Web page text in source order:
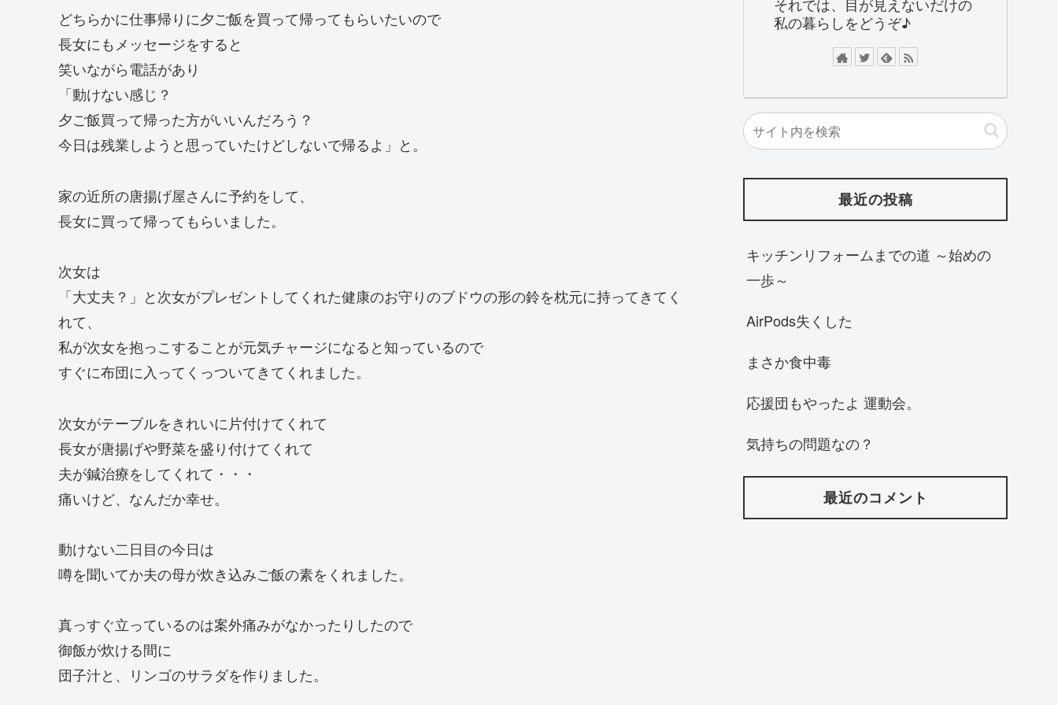
どちらかに仕事帰りに夕ご飯を買って帰ってもらいたいので
長女にもメッセージをすると
笑いながら電話があり
「動けない感じ？
夕ご飯買って帰った方がいいんだろう？
今日は残業しようと思っていたけどしないで帰るよ」と。
家の近所の唐揚げ屋さんに予約をして、
長女に買って帰ってもらいました。
次女は
「大丈夫？」と次女がプレゼントしてくれた健康のお守りのブドウの形の鈴を枕元に持ってきてく
れて、
私が次女を抱っこすることが元気チャージになると知っているので
すぐに布団に入ってくっついてきてくれました。
次女がテーブルをきれいに片付けてくれて
長女が唐揚げや野菜を盛り付けてくれて
夫が鍼治療をしてくれて・・・
痛いけど、なんだか幸せ。
動けない二日目の今日は
噂を聞いてか夫の母が炊き込みご飯の素をくれました。
真っすぐ立っているのは案外痛みがなかったりしたので
御飯が炊ける間に
団子汁と、リンゴのサラダを作りました。
私の暮らしをどうぞ♪
最近の投稿
キッチンリフォームまでの道 ～始めの
一歩～
AirPods失くした
まさか食中毒
応援団もやったよ 運動会。
気持ちの問題なの？
最近のコメント